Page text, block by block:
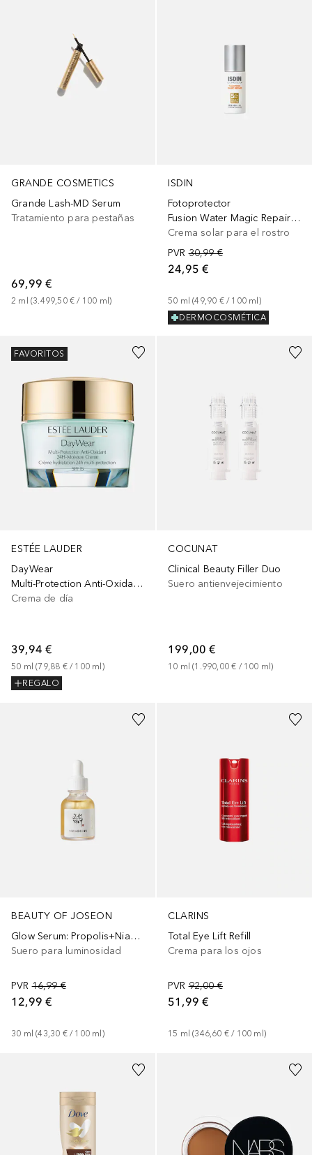
GRANDE COSMETICS
Grande Lash-MD Serum
Tratamiento para pestañas
69,99 €
2 ml (3.499,50 € / 100 ml)
ISDIN
Fotoprotector
Fusion Water Magic Repair SPF 50
Crema solar para el rostro
PVR 30,99 €
24,95 €
50 ml (49,90 € / 100 ml )
DERMOCOSMÉTICA
ESTÉE LAUDER
DayWear
Multi-Protection Anti-Oxidant SPF 15
Crema de día
39,94 €
50 ml (79,88 € / 100 ml )
REGALO
FAVORITOS
COCUNAT
Clinical Beauty Filler Duo
Suero antienvejecimiento
199,00 €
10 ml (1.990,00 € / 100 ml)
BEAUTY OF JOSEON
Glow Serum: Propolis+Niacinamide
Suero para luminosidad
PVR 16,99 €
12,99 €
30 ml (43,30 € / 100 ml )
CLARINS
Total Eye Lift Refill
Crema para los ojos
PVR 92,00 €
51,99 €
15 ml (346,60 € / 100 ml )
+23